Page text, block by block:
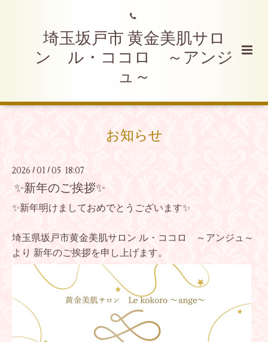
埼玉坂戸市 黄金美肌サロ
ン ル・ココロ ～アンジ
ュ～
お知らせ
2026 / 01 /05 18:07
✨新年のご挨拶✨
✨新年明けましておめでとうございます✨
埼玉県坂戸市黄金美肌サロン ル・ココロ ～アンジュ～
より 新年のご挨拶を申し上げます。